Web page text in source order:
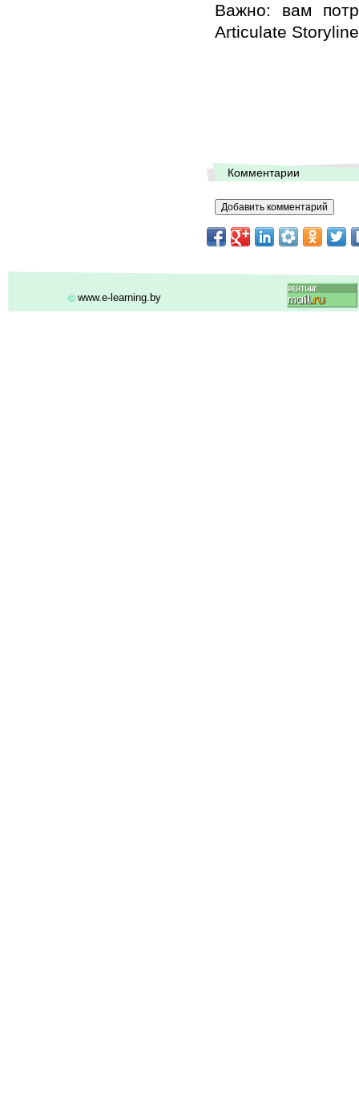
Важно: вам
Articulate Storyline
Комментарии
© www.e-learning.by